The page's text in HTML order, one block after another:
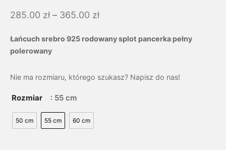
285.00 zł – 365.00 złZakres
285.00 zł
365.00 zł
Łańcuch srebro 925 rodowany splot pancerka pełny
polerowany
Nie ma rozmiaru, którego szukasz? Napisz do nas!
Rozmiar : 55 cm
50 cm 55 cm 60 cm